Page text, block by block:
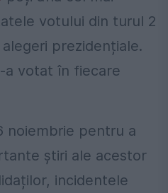
votului din turul 2
prezidențiale.
a votat în fiecare
noiembrie pentru a
știri ale acestor
incidentele